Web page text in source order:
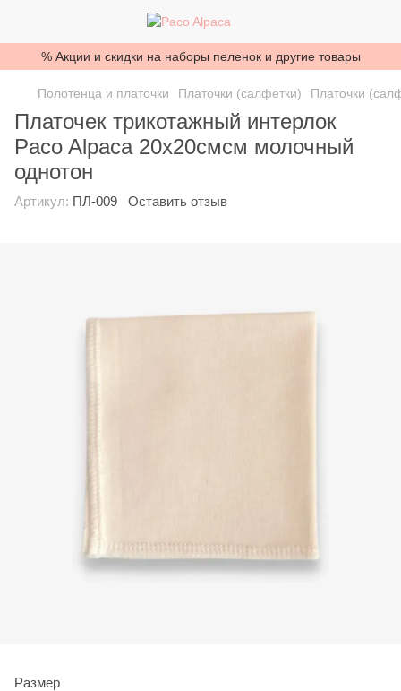
% Акции и скидки на наборы пеленок и другие товары
Полотенца и платочки Платочки (салфетки) Платочки
Платочек трикотажный интерлок
Paco Alpaca 20х20смсм молочный
однотон
Артикул: ПЛ-009 Оставить отзыв
Размер